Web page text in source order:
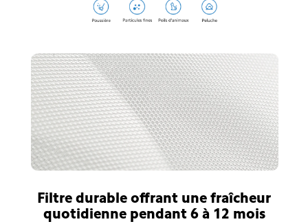
Filtre durable offrant une fraîcheur
quotidienne pendant 6 à 12 mois